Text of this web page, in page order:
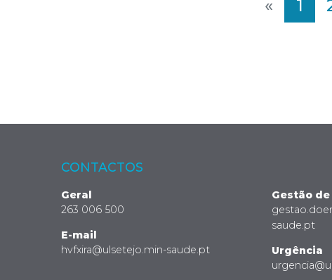
« 1
CONTACTOS
Geral
263 006 500
E-mail
hvfxira@ulsetejo.min-saude.pt
Gestão
saude.pt
Urgência